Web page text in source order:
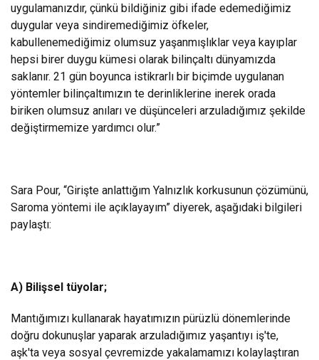
uygulamanızdır, çünkü bildiğiniz gibi ifade edemediğimiz
duygular veya sindiremediğimiz öfkeler,
kabullenemediğimiz olumsuz yaşanmışlıklar veya kayıplar
hepsi birer duygu kümesi olarak bilinçaltı dünyamızda
saklanır. 21 gün boyunca istikrarlı bir biçimde uygulanan
yöntemler bilinçaltımızın te derinliklerine inerek orada
biriken olumsuz anıları ve düşünceleri arzuladığımız şekilde
değiştirmemize yardımcı olur.”
Sara Pour, “Girişte anlattığım Yalnızlık korkusunun çözümünü,
Saroma yöntemi ile açıklayayım” diyerek, aşağıdaki bilgileri
paylaştı:
A) Bilişsel tüyolar;
Mantığımızı kullanarak hayatımızın pürüzlü dönemlerinde
doğru dokunuşlar yaparak arzuladığımız yaşantıyı iş'te,
aşk'ta veya sosyal çevremizde yakalamamızı kolaylaştıran